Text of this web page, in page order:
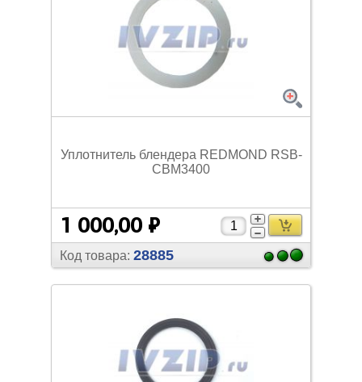
Уплотнитель блендера REDMOND RSB-
CBM3400
1 000,00 ₽
Код товара: 28885